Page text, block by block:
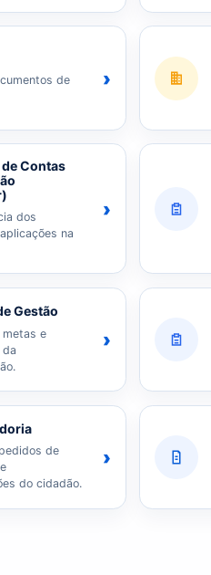
de
›
Contas
dos
na
›
Gestão
metas e
›
de
do cidadão.
›